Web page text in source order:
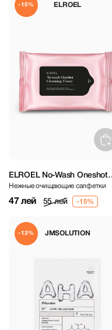
ELROEL
-15%
ELROEL No-Wash Oneshot
Cleansing Tissue
Нежные очищающие салфетки
47 лей 55 лей
JMSOLUTION
-13%